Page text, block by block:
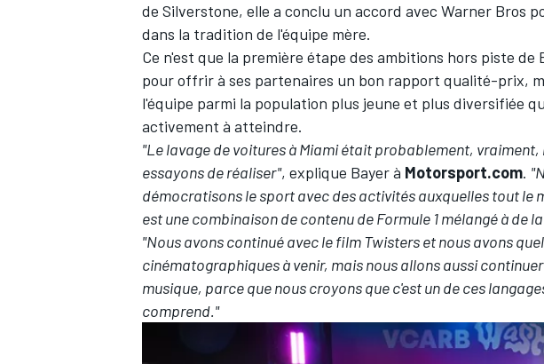
AUTRES CHAMPIONNATS
de Silverstone, elle a conclu un accord avec Warner Bros
dans la tradition de l'équipe mère.
Ce n'est que la première étape des ambitions hors piste de
pour offrir à ses partenaires un bon rapport qualité-prix,
l'équipe parmi la population plus jeune et plus diversifiée
activement à atteindre.
"Le lavage de voitures à Miami était probablement, vraiment,
essayons de réaliser", explique Bayer à Motorsport.com.
démocratisons le sport avec des activités auxquelles tout le
est une combinaison de contenu de Formule 1 mélangé à de
"Nous avons continué avec le film Twisters et nous avons
cinématographiques à venir, mais nous allons aussi
musique, parce que nous croyons que c'est un de ces
comprend."